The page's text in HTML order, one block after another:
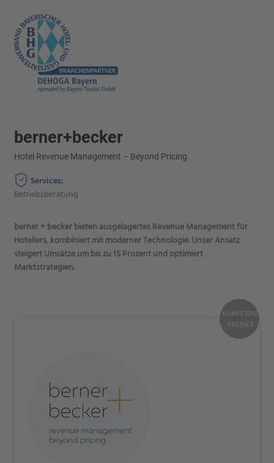
KOMPETENZ
PARTNER
berner+becker
Hotel Revenue Management – Beyond Pricing
Services:
Betriebsberatung
berner + becker bieten ausgelagertes Revenue Management für
Hoteliers, kombiniert mit moderner Technologie. Unser Ansatz
steigert Umsätze um bis zu 15 Prozent und optimiert
Marktstrategien.